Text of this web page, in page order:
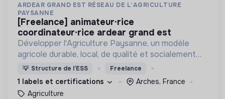
ARDEAR GRAND EST RÉSEAU DE L'AGRICULTURE
PAYSANNE
[freelance] animateur·rice
coordinateur·rice ardear grand est
Développer l'Agriculture Paysanne, un modèle
agricole durable, local, de qualité et socialement
juste.
💡 Structure de l’ESS Freelance
1 labels et certifications
Arches, France
Agriculture